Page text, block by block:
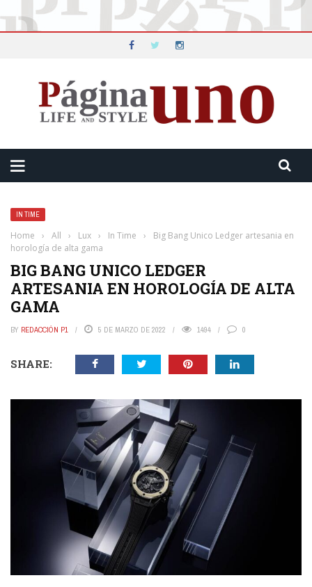
IN TIME
Home › All › Lux › In Time ›
Big Bang Unico Ledger artesania en
horología de alta gama
BIG BANG UNICO LEDGER
ARTESANIA EN HOROLOGÍA DE ALTA
GAMA
BY REDACCIÓN P1 5 DE MARZO DE 2022 1494 0
SHARE: